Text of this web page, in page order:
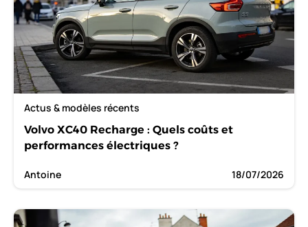
Actus & modèles récents
Volvo XC40 Recharge : Quels coûts et
performances électriques ?
Antoine 18/07/2026